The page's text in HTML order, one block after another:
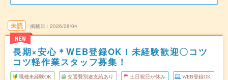
未読
NEW
掲載日 2026/08/04
長期×安心＊WEB登録OK！未経験歓迎〇コツ
コツ軽作業スタッフ募集！
職種未経験OK 交通費別途支給あり 土日祝日が休み WEB登録OK